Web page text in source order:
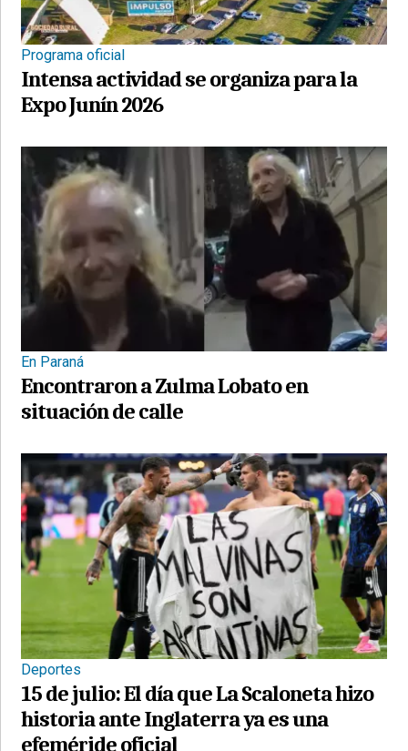
Programa oficial
Intensa actividad se organiza para la
Expo Junín 2026
En Paraná
Encontraron a Zulma Lobato en
situación de calle
Deportes
15 de julio: El día que La Scaloneta hizo
historia ante Inglaterra ya es una
efeméride oficial